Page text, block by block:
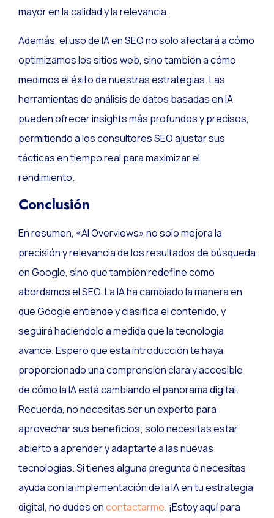
mayor en la calidad y la relevancia.
Además, el uso de IA en SEO no solo afectará a cómo
optimizamos los sitios web, sino también a cómo
medimos el éxito de nuestras estrategias. Las
herramientas de análisis de datos basadas en IA
pueden ofrecer insights más profundos y precisos,
permitiendo a los consultores SEO ajustar sus
tácticas en tiempo real para maximizar el
rendimiento.
Conclusión
En resumen, «AI Overviews» no solo mejora la
precisión y relevancia de los resultados de búsqueda
en Google, sino que también redefine cómo
abordamos el SEO. La IA ha cambiado la manera en
que Google entiende y clasifica el contenido, y
seguirá haciéndolo a medida que la tecnología
avance. Espero que esta introducción te haya
proporcionado una comprensión clara y accesible
de cómo la IA está cambiando el panorama digital.
Recuerda, no necesitas ser un experto para
aprovechar sus beneficios; solo necesitas estar
abierto a aprender y adaptarte a las nuevas
tecnologías. Si tienes alguna pregunta o necesitas
ayuda con la implementación de la IA en tu estrategia
digital, no dudes encontactarme. ¡Estoy aquí para